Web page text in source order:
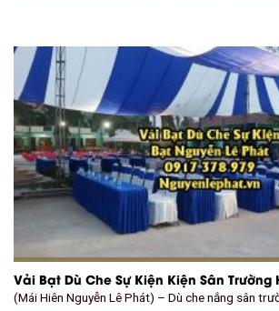
Vải Bạt Dù Che Sự Kiện Kiện Sân Trường
(Mái Hiên Nguyễn Lê Phát) – Dù che nắng sân